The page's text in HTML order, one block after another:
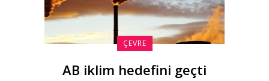
ÇEVRE
AB iklim hedefini geçti